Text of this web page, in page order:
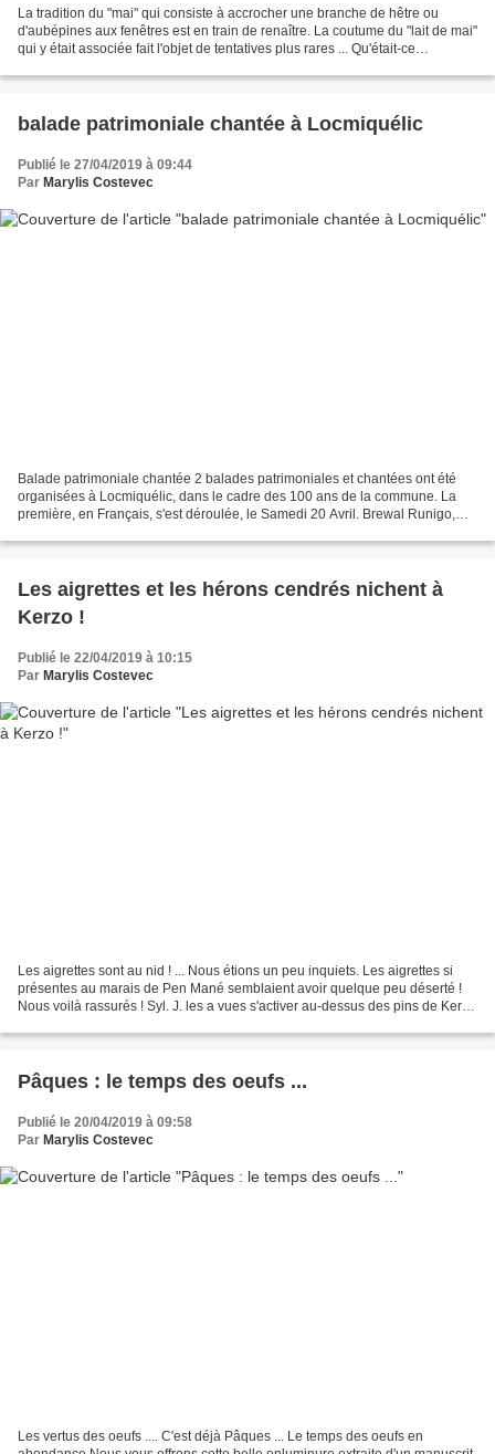
La tradition du "mai" qui consiste à accrocher une branche de hêtre ou
d'aubépines aux fenêtres est en train de renaître. La coutume du "lait de mai"
qui y était associée fait l'objet de tentatives plus rares ... Qu'était-ce
balade patrimoniale chantée à Locmiquélic
Publié le 27/04/2019 à 09:44
Par Marylis Costevec
Balade patrimoniale chantée 2 balades patrimoniales et chantées ont été
organisées à Locmiquélic, dans le cadre des 100 ans de la commune. La
première, en Français, s'est déroulée, le Samedi 20 Avril. Brewal Runigo,
Les aigrettes et les hérons cendrés nichent à
Kerzo !
Publié le 22/04/2019 à 10:15
Par Marylis Costevec
Les aigrettes sont au nid ! ... Nous étions un peu inquiets. Les aigrettes si
présentes au marais de Pen Mané semblaient avoir quelque peu déserté !
Nous voilà rassurés ! Syl. J. les a vues s'activer au-dessus des pins de Kerzo
Pâques : le temps des oeufs ...
Publié le 20/04/2019 à 09:58
Par Marylis Costevec
Les vertus des oeufs .... C'est déjà Pâques ... Le temps des oeufs en